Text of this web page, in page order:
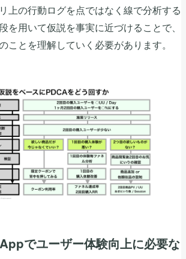
上の行動ログを点ではなく線で分析する
を用いて仮説を事実に近づけることで、
ことを理解していく必要があります。
でユーザー体験向上に必要な